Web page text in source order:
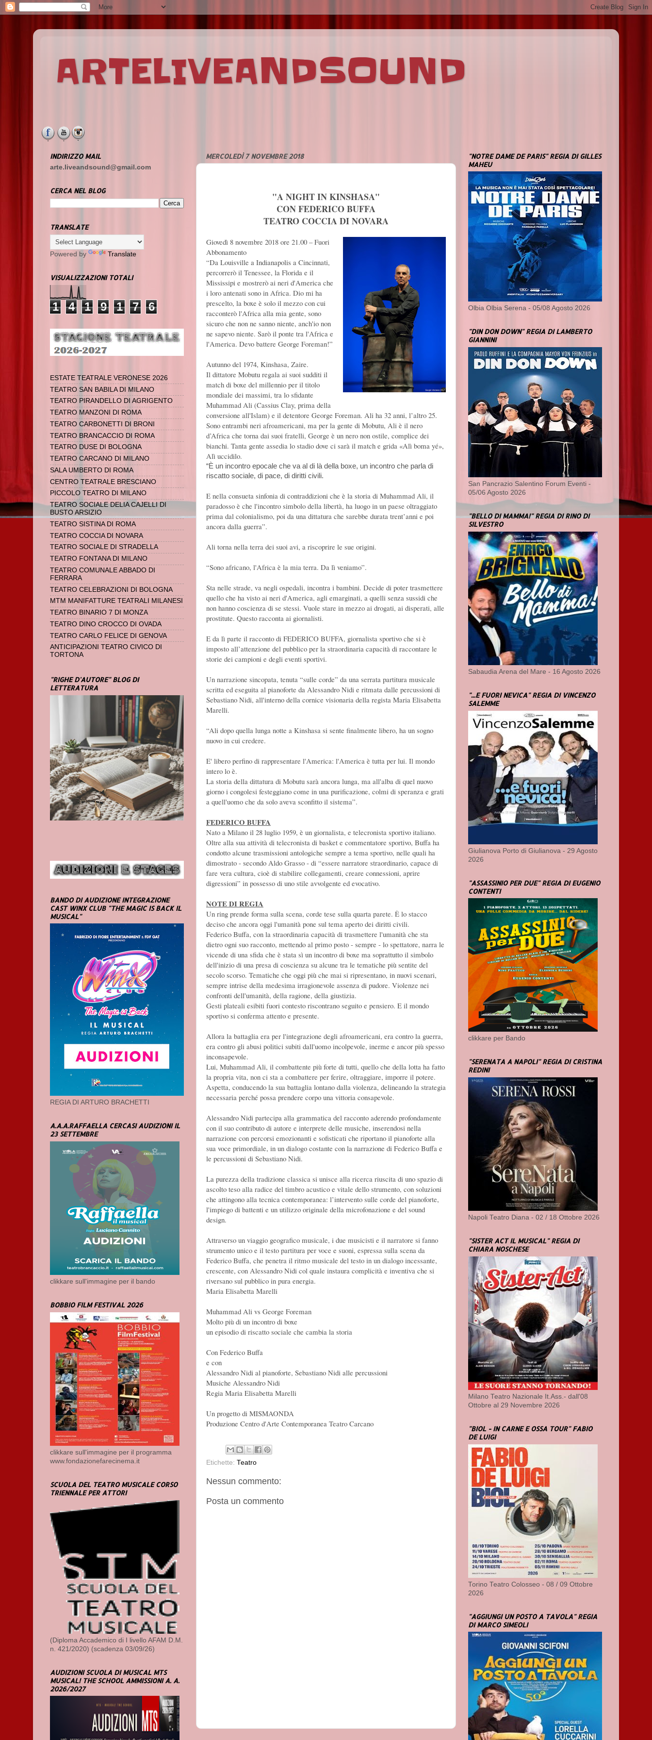
ARTELIVEANDSOUND
MERCOLEDÌ 7 NOVEMBRE 2018
"A NIGHT IN KINSHASA"
CON FEDERICO BUFFA
TEATRO COCCIA DI NOVARA
Giovedì 8 novembre 2018 ore 21.00 – Fuori
Abbonamento
“Da Louisville a Indianapolis a Cincinnati,
percorrerò il Tenessee, la Florida e il
Mississipi e mostrerò ai neri d'America che
i loro antenati sono in Africa. Dio mi ha
prescelto, la boxe è solo il mezzo con cui
racconterò l'Africa alla mia gente, sono
sicuro che non ne sanno niente, anch'io non
ne sapevo niente. Sarò il ponte tra l'Africa e
l'America. Devo battere George Foreman!”
Autunno del 1974, Kinshasa, Zaire.
Il dittatore Mobutu regala ai suoi sudditi il
match di boxe del millennio per il titolo
mondiale dei massimi, tra lo sfidante
Muhammad Ali (Cassius Clay, prima della
conversione all'Islam) e il detentore George Foreman. Ali ha 32 anni, l’altro 25.
Sono entrambi neri afroamericani, ma per la gente di Mobutu, Ali è il nero
d’Africa che torna dai suoi fratelli, George è un nero non ostile, complice dei
bianchi. Tanta gente assedia lo stadio dove ci sarà il match e grida «Alì boma yé»,
Alì uccidilo.
“È un incontro epocale che va al di là della boxe, un incontro che parla di
riscatto sociale, di pace, di diritti civili.
E nella consueta sinfonia di contraddizioni che è la storia di Muhammad Ali, il
paradosso è che l'incontro simbolo della libertà, ha luogo in un paese oltraggiato
prima dal colonialismo, poi da una dittatura che sarebbe durata trent’anni e poi
ancora dalla guerra”.
Ali torna nella terra dei suoi avi, a riscoprire le sue origini.
“Sono africano, l'Africa è la mia terra. Da lì veniamo”.
Sta nelle strade, va negli ospedali, incontra i bambini. Decide di poter trasmettere
quello che ha visto ai neri d'America, agli emarginati, a quelli senza sussidi che
non hanno coscienza di se stessi. Vuole stare in mezzo ai drogati, ai disperati, alle
prostitute. Questo racconta ai giornalisti.
E da lì parte il racconto di FEDERICO BUFFA, giornalista sportivo che si è
imposto all’attenzione del pubblico per la straordinaria capacità di raccontare le
storie dei campioni e degli eventi sportivi.
Un narrazione sincopata, tenuta “sulle corde” da una serrata partitura musicale
scritta ed eseguita al pianoforte da Alessandro Nidi e ritmata dalle percussioni di
Sebastiano Nidi, all'interno della cornice visionaria della regista Maria Elisabetta
Marelli.
“Ali dopo quella lunga notte a Kinshasa si sente finalmente libero, ha un sogno
nuovo in cui credere.
E' libero perfino di rappresentare l'America: l'America è tutta per lui. Il mondo
intero lo è.
La storia della dittatura di Mobutu sarà ancora lunga, ma all'alba di quel nuovo
giorno i congolesi festeggiano come in una purificazione, colmi di speranza e grati
a quell'uomo che da solo aveva sconfitto il sistema”.
FEDERICO BUFFA
Nato a Milano il 28 luglio 1959, è un giornalista, e telecronista sportivo italiano.
Oltre alla sua attività di telecronista di basket e commentatore sportivo, Buffa ha
condotto alcune trasmissioni antologiche sempre a tema sportivo, nelle quali ha
dimostrato - secondo Aldo Grasso - di “essere narratore straordinario, capace di
fare vera cultura, cioè di stabilire collegamenti, creare connessioni, aprire
digressioni” in possesso di uno stile avvolgente ed evocativo.
NOTE DI REGIA
Un ring prende forma sulla scena, corde tese sulla quarta parete. Ė lo stacco
deciso che ancora oggi l'umanità pone sul tema aperto dei diritti civili.
Federico Buffa, con la straordinaria capacità di trasmettere l'umanità che sta
dietro ogni suo racconto, mettendo al primo posto - sempre - lo spettatore, narra le
vicende di una sfida che è stata sì un incontro di boxe ma soprattutto il simbolo
dell'inizio di una presa di coscienza su alcune tra le tematiche più sentite del
secolo scorso. Tematiche che oggi più che mai si ripresentano, in nuovi scenari,
sempre intrise della medesima irragionevole assenza di pudore. Violenze nei
confronti dell'umanità, della ragione, della giustizia.
Gesti plateali esibiti fuori contesto riscontrano seguito e pensiero. E il mondo
sportivo si conferma attento e presente.
Allora la battaglia era per l'integrazione degli afroamericani, era contro la guerra,
era contro gli abusi politici subiti dall'uomo incolpevole, inerme e ancor più spesso
inconsapevole.
Lui, Muhammad Ali, il combattente più forte di tutti, quello che della lotta ha fatto
la propria vita, non ci sta a combattere per ferire, oltraggiare, imporre il potere.
Aspetta, conducendo la sua battaglia lontano dalla violenza, delineando la strategia
necessaria perché possa prendere corpo una vittoria consapevole.
Alessandro Nidi partecipa alla grammatica del racconto aderendo profondamente
con il suo contributo di autore e interprete delle musiche, inserendosi nella
narrazione con percorsi emozionanti e sofisticati che riportano il pianoforte alla
sua voce primordiale, in un dialogo costante con la narrazione di Federico Buffa e
le percussioni di Sebastiano Nidi.
La purezza della tradizione classica si unisce alla ricerca riuscita di uno spazio di
ascolto teso alla radice del timbro acustico e vitale dello strumento, con soluzioni
che attingono alla tecnica contemporanea: l’intervento sulle corde del pianoforte,
l'impiego di battenti e un utilizzo originale della microfonazione e del sound
design.
Attraverso un viaggio geografico musicale, i due musicisti e il narratore si fanno
strumento unico e il testo partitura per voce e suoni, espressa sulla scena da
Federico Buffa, che penetra il ritmo musicale del testo in un dialogo incessante,
crescente, con Alessandro Nidi col quale instaura complicità e inventiva che si
riversano sul pubblico in pura energia.
Maria Elisabetta Marelli
Muhammad Ali vs George Foreman
Molto più di un incontro di boxe
un episodio di riscatto sociale che cambia la storia
Con Federico Buffa
e con
Alessandro Nidi al pianoforte, Sebastiano Nidi alle percussioni
Musiche Alessandro Nidi
Regia Maria Elisabetta Marelli
Un progetto di MISMAONDA
Produzione Centro d'Arte Contemporanea Teatro Carcano
Etichette: Teatro
Nessun commento:
Posta un commento
INDIRIZZO MAIL
arte.liveandsound@gmail.com
CERCA NEL BLOG
TRANSLATE
Powered by Translate
VISUALIZZAZIONI TOTALI
1 4 1 9 1 7 6
ESTATE TEATRALE VERONESE 2026
TEATRO SAN BABILA DI MILANO
TEATRO PIRANDELLO DI AGRIGENTO
TEATRO MANZONI DI ROMA
TEATRO CARBONETTI DI BRONI
TEATRO BRANCACCIO DI ROMA
TEATRO DUSE DI BOLOGNA
TEATRO CARCANO DI MILANO
SALA UMBERTO DI ROMA
CENTRO TEATRALE BRESCIANO
PICCOLO TEATRO DI MILANO
TEATRO SOCIALE DELIA CAJELLI DI
BUSTO ARSIZIO
TEATRO SISTINA DI ROMA
TEATRO COCCIA DI NOVARA
TEATRO SOCIALE DI STRADELLA
TEATRO FONTANA DI MILANO
TEATRO COMUNALE ABBADO DI
FERRARA
TEATRO CELEBRAZIONI DI BOLOGNA
MTM MANIFATTURE TEATRALI MILANESI
TEATRO BINARIO 7 DI MONZA
TEATRO DINO CROCCO DI OVADA
TEATRO CARLO FELICE DI GENOVA
ANTICIPAZIONI TEATRO CIVICO DI
TORTONA
"RIGHE D'AUTORE" BLOG DI
LETTERATURA
BANDO DI AUDIZIONE INTEGRAZIONE
CAST WINX CLUB "THE MAGIC IS BACK IL
MUSICAL"
REGIA DI ARTURO BRACHETTI
A.A.A.RAFFAELLA CERCASI AUDIZIONI IL
23 SETTEMBRE
clikkare sull'immagine per il bando
BOBBIO FILM FESTIVAL 2026
clikkare sull'immagine per il programma
www.fondazionefarecinema.it
SCUOLA DEL TEATRO MUSICALE CORSO
TRIENNALE PER ATTORI
(Diploma Accademico di I livello AFAM D.M.
n. 421/2020) (scadenza 03/09/26)
AUDIZIONI SCUOLA DI MUSICAL MTS
MUSICAL! THE SCHOOL AMMISSIONI A. A.
2026/2027
"NOTRE DAME DE PARIS" REGIA DI GILLES
MAHEU
Olbia Olbia Serena - 05/08 Agosto 2026
"DIN DON DOWN" REGIA DI LAMBERTO
GIANNINI
San Pancrazio Salentino Forum Eventi -
05/06 Agosto 2026
"BELLO DI MAMMA!" REGIA DI RINO DI
SILVESTRO
Sabaudia Arena del Mare - 16 Agosto 2026
"...E FUORI NEVICA" REGIA DI VINCENZO
SALEMME
Giulianova Porto di Giulianova - 29 Agosto
2026
"ASSASSINIO PER DUE" REGIA DI EUGENIO
CONTENTI
clikkare per Bando
"SERENATA A NAPOLI" REGIA DI CRISTINA
REDINI
Napoli Teatro Diana - 02 / 18 Ottobre 2026
"SISTER ACT IL MUSICAL" REGIA DI
CHIARA NOSCHESE
Milano Teatro Nazionale It.Ass.- dall'08
Ottobre al 29 Novembre 2026
"BIOL - IN CARNE E OSSA TOUR" FABIO
DE LUIGI
Torino Teatro Colosseo - 08 / 09 Ottobre
2026
"AGGIUNGI UN POSTO A TAVOLA" REGIA
DI MARCO SIMEOLI